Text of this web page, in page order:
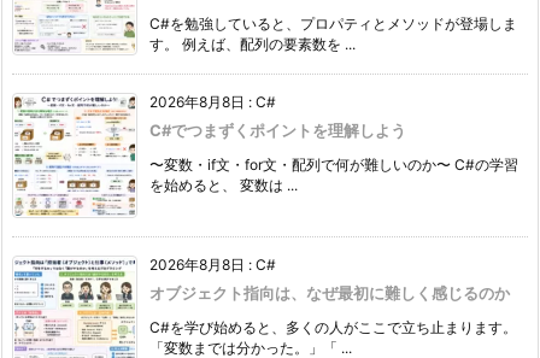
後
8.
リ
リ
ー
ス
作
業
8.
2.
C#を勉強していると、プロパティとメソッドが登場しま
す。 例えば、配列の要素数を ...
2026年8月8日 : C#
C#でつまずくポイントを理解しよう
〜変数・if文・for文・配列で何が難しいのか〜 C#の学習
を始めると、 変数は ...
2026年8月8日 : C#
オブジェクト指向は、なぜ最初に難しく感じるのか
C#を学び始めると、多くの人がここで立ち止まります。
「変数までは分かった。」「 ...